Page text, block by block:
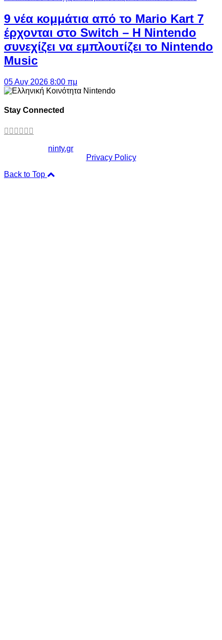
9 νέα κομμάτια από το Mario Kart 7
έρχονται στο Switch – Η Nintendo
συνεχίζει να εμπλουτίζει το Nintendo
Music
05 Αυγ 2026 8:00 πμ
Stay Connected
ninty.gr
Privacy Policy
Back to Top